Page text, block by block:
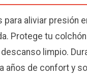
para aliviar presión
Protege tu
limpio.
años de confort y